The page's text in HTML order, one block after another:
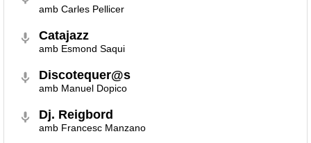
amb Carles Pellicer
Catajazz
amb Esmond Saqui
Discotequer@s
amb Manuel Dopico
Dj. Reigbord
amb Francesc Manzano